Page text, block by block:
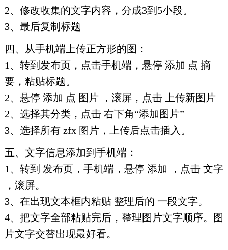
2、修改收集的文字内容，分成3到5小段。
3、最后复制标题
四、从手机端上传正方形的图：
1、转到发布页，点击手机端，悬停 添加 点 摘
要，粘贴标题。
2、悬停 添加 点 图片 ，滚屏，点击 上传新图片
2、选择其分类，点击 右下角“添加图片”
3、选择所有 zfx 图片，上传后点击插入。
五、文字信息添加到手机端：
1、转到 发布页，手机端，悬停 添加 ，点击 文字
，滚屏。
3、在出现文本框内粘贴 整理后的 一段文字。
4、把文字全部粘贴完后，整理图片文字顺序。图
片文字交替出现最好看。